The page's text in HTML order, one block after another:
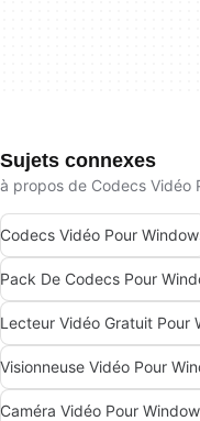
Sujets connexes
à propos de Codecs Vidéo
Codecs Vidéo Pour
Pack De Codecs Pour
Lecteur Vidéo Gratuit Pour
Visionneuse Vidéo Pour
Caméra Vidéo Pour